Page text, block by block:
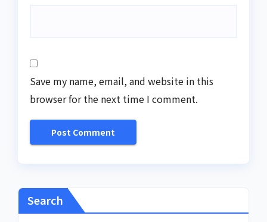
Save my name, email, and website in this
browser for the next time I comment.
Search